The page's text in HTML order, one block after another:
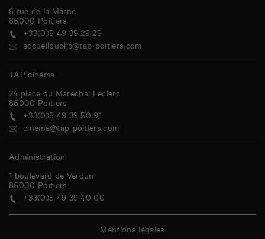
6 rue de la Marne
86000 Poitiers
+33(0)5 49 39 29 29
accueilpublic@tap-poitiers.com
TAP cinéma
24 place du Maréchal Leclerc
86000 Poitiers
+33(0)5 49 39 50 91
cinema@tap-poitiers.com
Administration
1 boulevard de Verdun
86000 Poitiers
+33(0)5 49 39 40 00
Mentions légales